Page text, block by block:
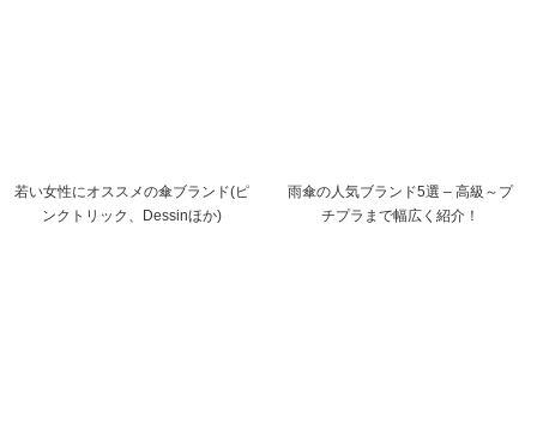
若い女性にオススメの傘ブランド(ピ
ンクトリック、Dessinほか)
雨傘の人気ブランド5選 – 高級～プ
チプラまで幅広く紹介！